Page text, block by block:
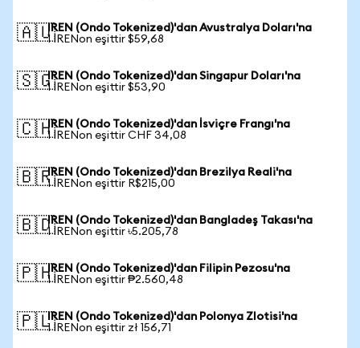
🇦🇺IREN (Ondo Tokenized)'dan Avustralya Doları'na
1 IRENon eşittir $59,68
🇸🇬IREN (Ondo Tokenized)'dan Singapur Doları'na
1 IRENon eşittir $53,90
🇨🇭IREN (Ondo Tokenized)'dan İsviçre Frangı'na
1 IRENon eşittir CHF 34,08
🇧🇷IREN (Ondo Tokenized)'dan Brezilya Reali'na
1 IRENon eşittir R$215,00
🇧🇩IREN (Ondo Tokenized)'dan Bangladeş Takası'na
1 IRENon eşittir ৳5.205,78
🇵🇭IREN (Ondo Tokenized)'dan Filipin Pezosu'na
1 IRENon eşittir ₱2.560,48
🇵🇱IREN (Ondo Tokenized)'dan Polonya Zlotisi'na
1 IRENon eşittir zł 156,71